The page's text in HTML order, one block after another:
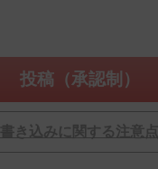
書き込みに関する注意点